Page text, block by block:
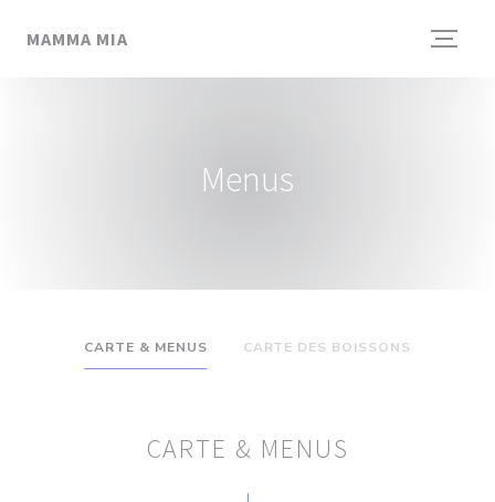
MAMMA MIA
Menus
CARTE & MENUS CARTE DES BOISSONS
CARTE & MENUS